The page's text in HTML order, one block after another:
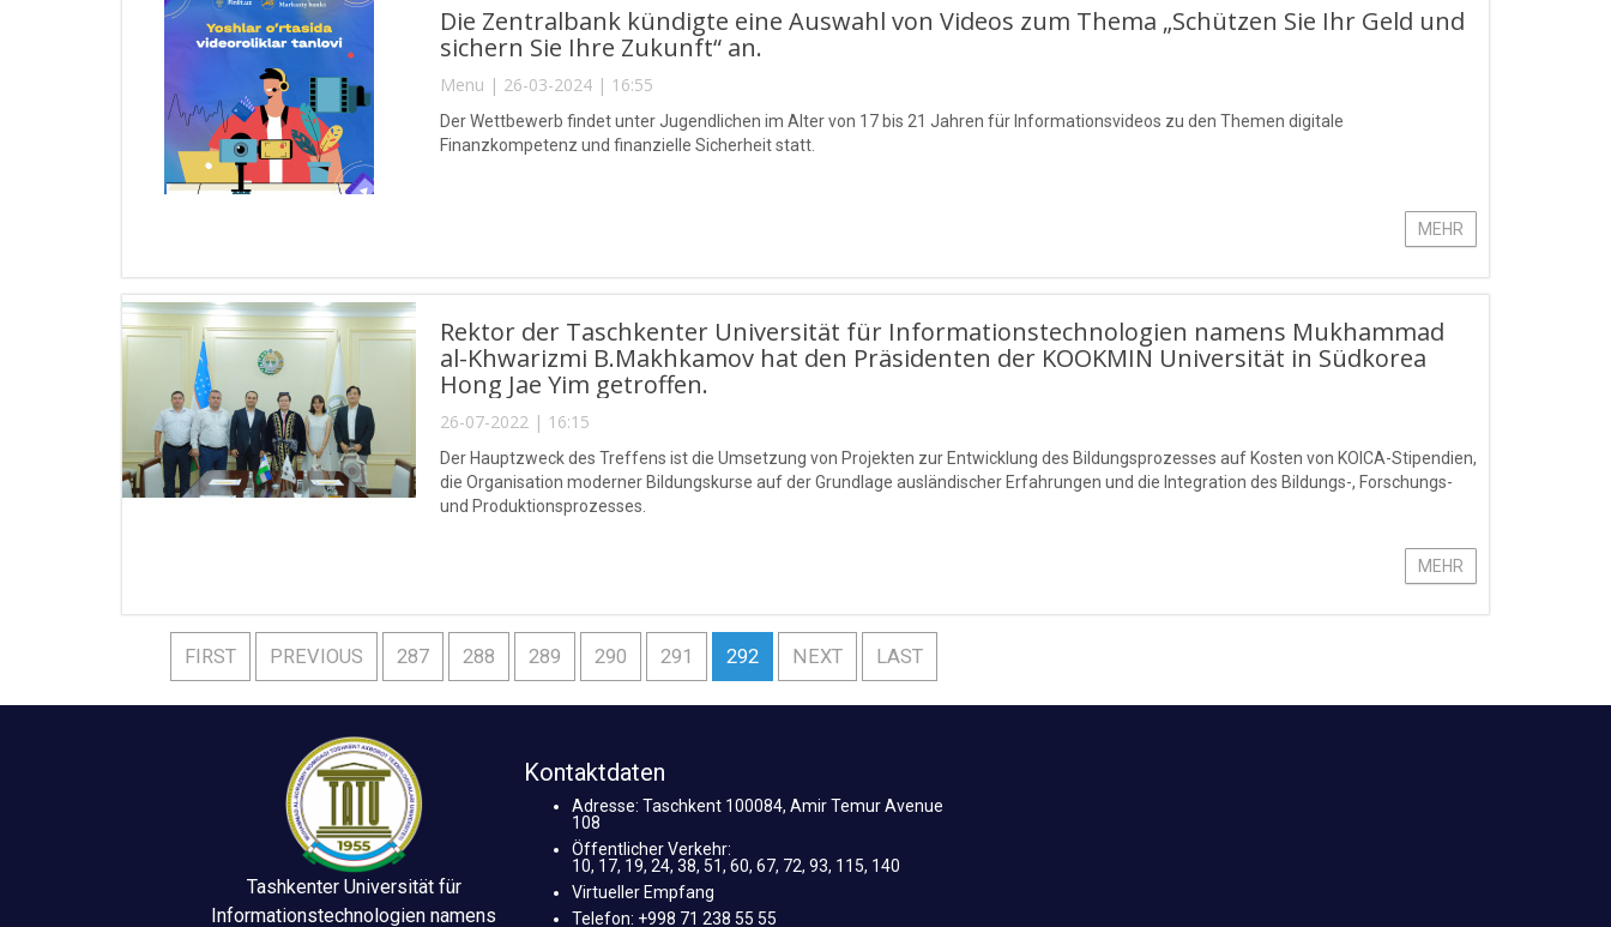
Die Zentralbank kündigte eine Auswahl von Videos zum Thema „Schützen Sie Ihr Geld und
sichern Sie Ihre Zukunft“ an.
Menu | 26-03-2024 | 16:55
Der Wettbewerb findet unter Jugendlichen im Alter von 17 bis 21 Jahren für Informationsvideos zu den Themen digitale
Finanzkompetenz und finanzielle Sicherheit statt.
MEHR
Rektor der Taschkenter Universität für Informationstechnologien namens Mukhammad
al-Khwarizmi B.Makhkamov hat den Präsidenten der KOOKMIN Universität in Südkorea
Hong Jae Yim getroffen.
26-07-2022 | 16:15
Der Hauptzweck des Treffens ist die Umsetzung von Projekten zur Entwicklung des Bildungsprozesses auf Kosten von KOICA-Stipendien,
die Organisation moderner Bildungskurse auf der Grundlage ausländischer Erfahrungen und die Integration des Bildungs-, Forschungs-
und Produktionsprozesses.
MEHR
FIRST PREVIOUS 287 288 289 290 291 292 NEXT LAST
Tashkenter Universität für
Informationstechnologien namens
Kontaktdaten
Adresse: Taschkent 100084, Amir Temur Avenue
108
Öffentlicher Verkehr:
10, 17, 19, 24, 38, 51, 60, 67, 72, 93, 115, 140
Virtueller Empfang
Telefon: +998 71 238 55 55